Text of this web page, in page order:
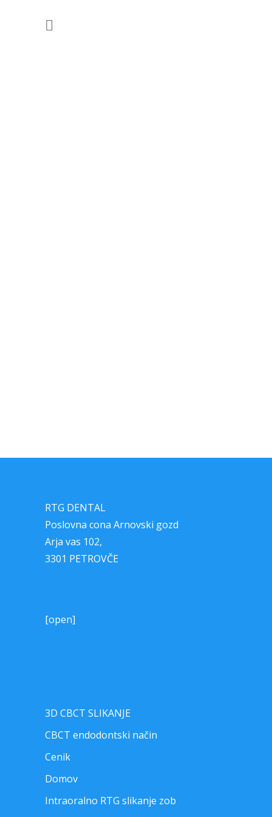
RTG DENTAL
Poslovna cona Arnovski gozd
Arja vas 102,
3301 PETROVČE
[open]
3D CBCT SLIKANJE
CBCT endodontski način
Cenik
Domov
Intraoralno RTG slikanje zob